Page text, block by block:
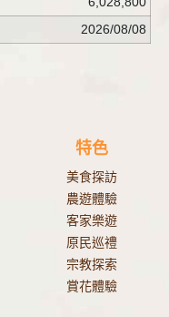
2026/08/08
特色
美食探訪
農遊體驗
客家樂遊
原民巡禮
宗教探索
賞花體驗